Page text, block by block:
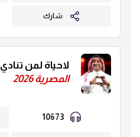
شارك
لاحياة لمن تنادي
المصرية 2026